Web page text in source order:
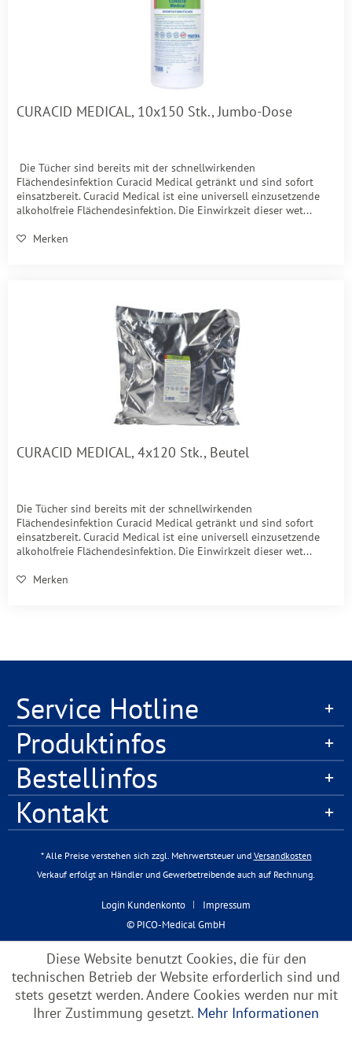
CURACID MEDICAL, 10x150 Stk., Jumbo-Dose
Die Tücher sind bereits mit der schnellwirkenden
Flächendesinfektion Curacid Medical getränkt und sind sofort
einsatzbereit. Curacid Medical ist eine universell einzusetzende
alkoholfreie Flächendesinfektion. Die Einwirkzeit dieser wet...
Merken
CURACID MEDICAL, 4x120 Stk., Beutel
Die Tücher sind bereits mit der schnellwirkenden
Flächendesinfektion Curacid Medical getränkt und sind sofort
einsatzbereit. Curacid Medical ist eine universell einzusetzende
alkoholfreie Flächendesinfektion. Die Einwirkzeit dieser wet...
Merken
Service Hotline
Produktinfos
Bestellinfos
Kontakt
* Alle Preise verstehen sich zzgl. Mehrwertsteuer und Versandkosten
Verkauf erfolgt an Händler und Gewerbetreibende auch auf Rechnung.
Login Kundenkonto
Impressum
© PICO-Medical GmbH
Diese Website benutzt Cookies, die für den
technischen Betrieb der Website erforderlich sind und
stets gesetzt werden. Andere Cookies werden nur mit
Ihrer Zustimmung gesetzt. Mehr Informationen